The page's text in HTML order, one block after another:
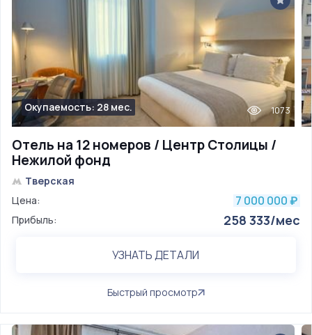
Отель на 12 номеров / Центр Столицы /
Нежилой фонд
Окупаемость: 28 мес. 1073
Тверская
Цена:
7 000 000 ₽
Прибыль: 258 333/мес
УЗНАТЬ ДЕТАЛИ
Быстрый просмотр